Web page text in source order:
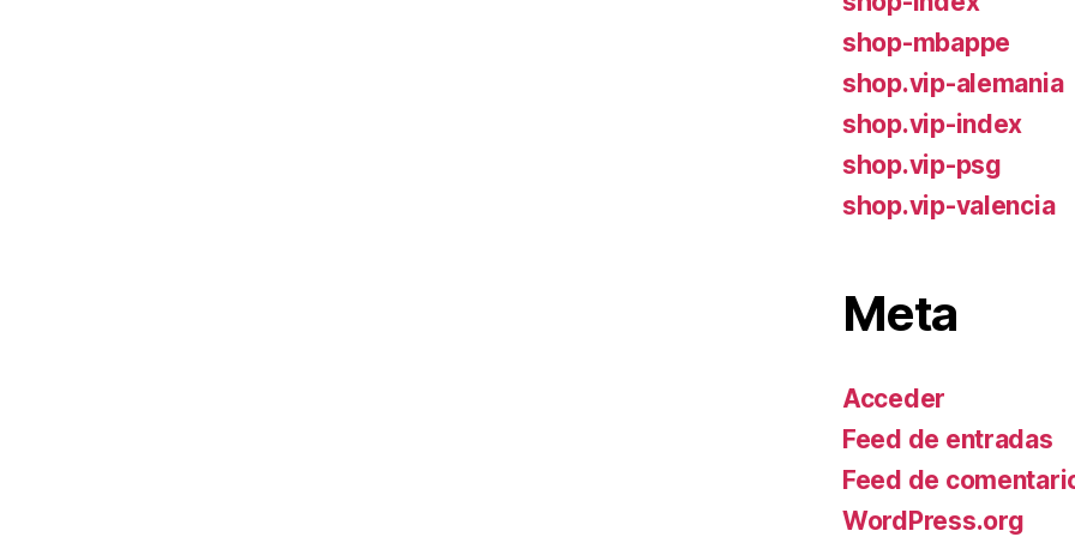
shop-mbappe
shop.vip-alemania
shop.vip-index
shop.vip-psg
shop.vip-valencia
Meta
Acceder
Feed de entradas
Feed de
WordPress.org